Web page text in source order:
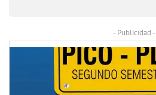
- Publicidad -